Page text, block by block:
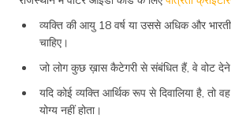
व्यक्ति की आयु 18 वर्ष या उससे अधिक और
चाहिए।
जो लोग कुछ ख़ास कैटेगरी से संबंधित हैं, वे वोट
यदि कोई व्यक्ति आर्थिक रूप से दिवालिया है, तो
योग्य नहीं होता।